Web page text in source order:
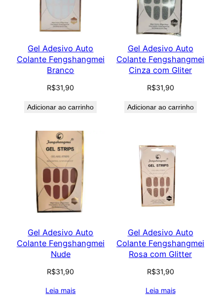
Gel Adesivo Auto
Colante Fengshangmei
Branco
R$31,90
Adicionar ao carrinho
Gel Adesivo Auto
Colante Fengshangmei
Cinza com Gliter
R$31,90
Adicionar ao carrinho
Gel Adesivo Auto
Colante Fengshangmei
Nude
R$31,90
Leia mais
Gel Adesivo Auto
Colante Fengshangmei
Rosa com Glitter
R$31,90
Leia mais